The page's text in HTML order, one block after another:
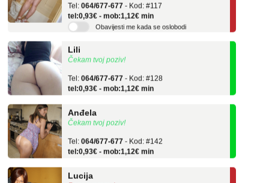
tel:0,93€ - mob:1,12€ min
Obavijesti me kada se oslobodi
Čekam tvoj poziv!
tel:0,93€ - mob:1,12€ min
Čekam tvoj poziv!
tel:0,93€ - mob:1,12€ min
Razgovaram :)